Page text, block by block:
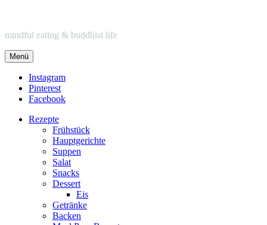
mindful eating & buddhist life
Menü
Instagram
Pinterest
Facebook
Rezepte
Frühstück
Hauptgerichte
Suppen
Salat
Snacks
Dessert
Eis
Getränke
Backen